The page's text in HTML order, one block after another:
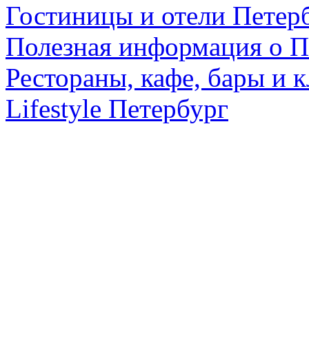
Гостиницы и отели
Полезная информация о
Рестораны, кафе, бары и
Lifestyle Петербург